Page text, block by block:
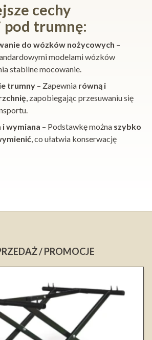
cechy
trumnę:
do wózków nożycowych –
modelami wózków
stabilne mocowanie.
trumny – Zapewnia równą i
, zapobiegając przesuwaniu się
wymiana – Podstawkę można szybko
, co ułatwia konserwację
/ PROMOCJE